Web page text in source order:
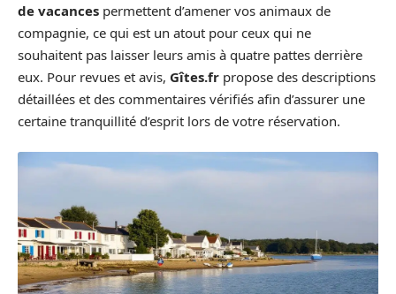
de vacances permettent d’amener vos animaux de
compagnie, ce qui est un atout pour ceux qui ne
souhaitent pas laisser leurs amis à quatre pattes derrière
eux. Pour revues et avis, Gîtes.fr propose des descriptions
détaillées et des commentaires vérifiés afin d’assurer une
certaine tranquillité d’esprit lors de votre réservation.